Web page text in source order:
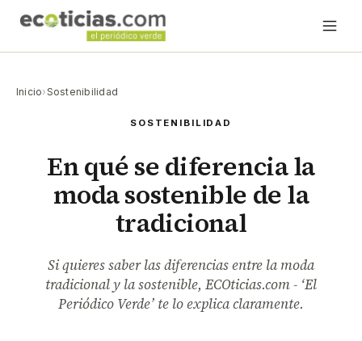
Inicio›Sostenibilidad
SOSTENIBILIDAD
En qué se diferencia la
moda sostenible de la
tradicional
Si quieres saber las diferencias entre la moda
tradicional y la sostenible, ECOticias.com - ‘El
Periódico Verde’ te lo explica claramente.